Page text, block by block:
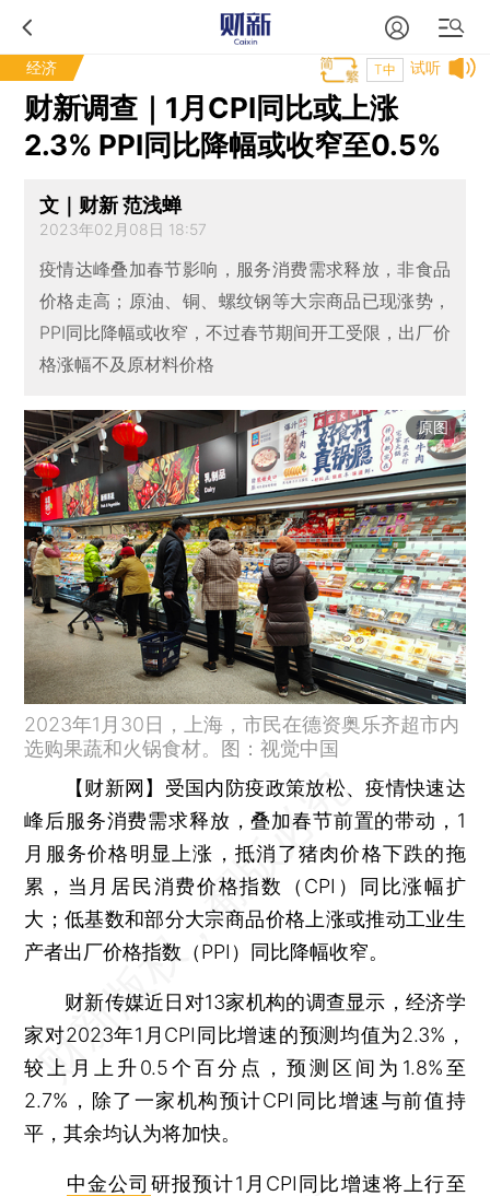
经济 试听
T中
财新调查｜1月CPI同比或上涨
2.3% PPI同比降幅或收窄至0.5%
文｜财新 范浅蝉
2023年02月08日 18:57
疫情达峰叠加春节影响，服务消费需求释放，非食品
价格走高；原油、铜、螺纹钢等大宗商品已现涨势，
PPI同比降幅或收窄，不过春节期间开工受限，出厂价
格涨幅不及原材料价格
原图
2023年1月30日，上海，市民在德资奥乐齐超市内
选购果蔬和火锅食材。图：视觉中国
【财新网】 受国内防疫政策放松、疫情快速达
峰后服务消费需求释放，叠加春节前置的带动，1
月服务价格明显上涨，抵消了猪肉价格下跌的拖
累，当月居民消费价格指数（CPI）同比涨幅扩
大；低基数和部分大宗商品价格上涨或推动工业生
产者出厂价格指数（PPI）同比降幅收窄。
财新传媒近日对13家机构的调查显示，经济学
家对2023年1月CPI同比增速的预测均值为2.3%，
较上月上升0.5个百分点，预测区间为1.8%至
2.7%，除了一家机构预计CPI同比增速与前值持
平，其余均认为将加快。
中金公司 研报预计1月CPI同比增速将上行至